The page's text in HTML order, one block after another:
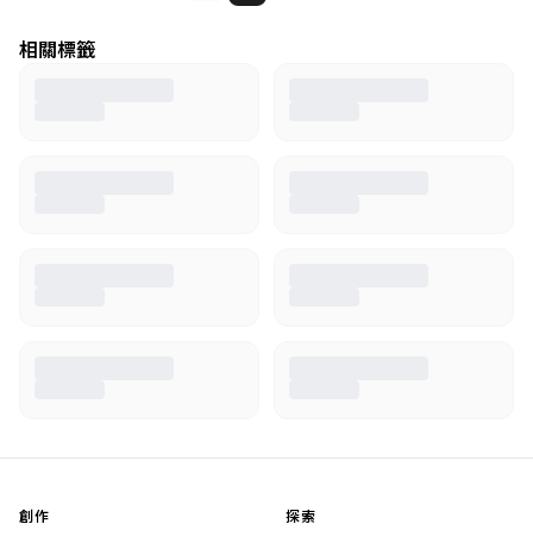
相關標籤
創作 探索